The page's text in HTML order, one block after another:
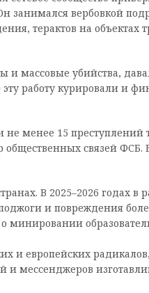
вербовкой
терактов на объектах
и массовые убийства,
работу курировали и
менее 15 преступлений
связей
В 2025–2026 годах
и повреждения
минировании
и европейских
и мессенджеров